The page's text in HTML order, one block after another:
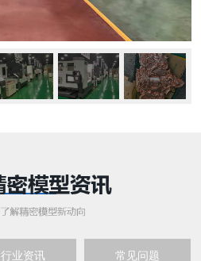
行业资讯 常见问题